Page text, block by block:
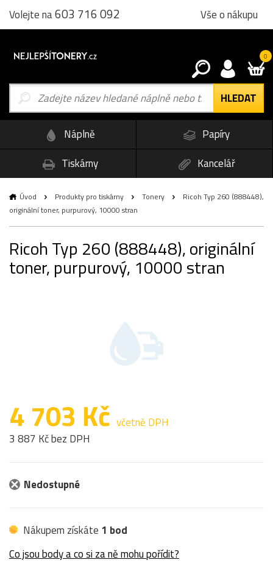
Volejte na603 716 092 Vše o nákupu
0
Náplně
Papíry
Tiskárny
Kancelář
Úvod Produkty pro tiskárny Tonery
Ricoh Typ 260 (888448),
originální toner, purpurový, 10000 stran
Ricoh Typ 260 (888448), originální
toner, purpurový, 10000 stran
4 703 Kč včetně DPH
3 887 Kč bez DPH
Nedostupné
Nákupem získáte 1 bod
Co jsou body a co si za ně mohu pořídit?